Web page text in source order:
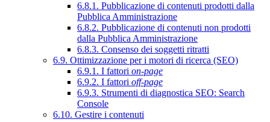
6.8.1. Pubblicazione di contenuti prodotti dalla
Pubblica Amministrazione
6.8.2. Pubblicazione di contenuti non prodotti
dalla Pubblica Amministrazione
6.8.3. Consenso dei soggetti ritratti
6.9. Ottimizzazione per i motori di ricerca (SEO)
6.9.1. I fattori on-page
6.9.2. I fattori off-page
6.9.3. Strumenti di diagnostica SEO: Search
Console
6.10. Gestire i contenuti